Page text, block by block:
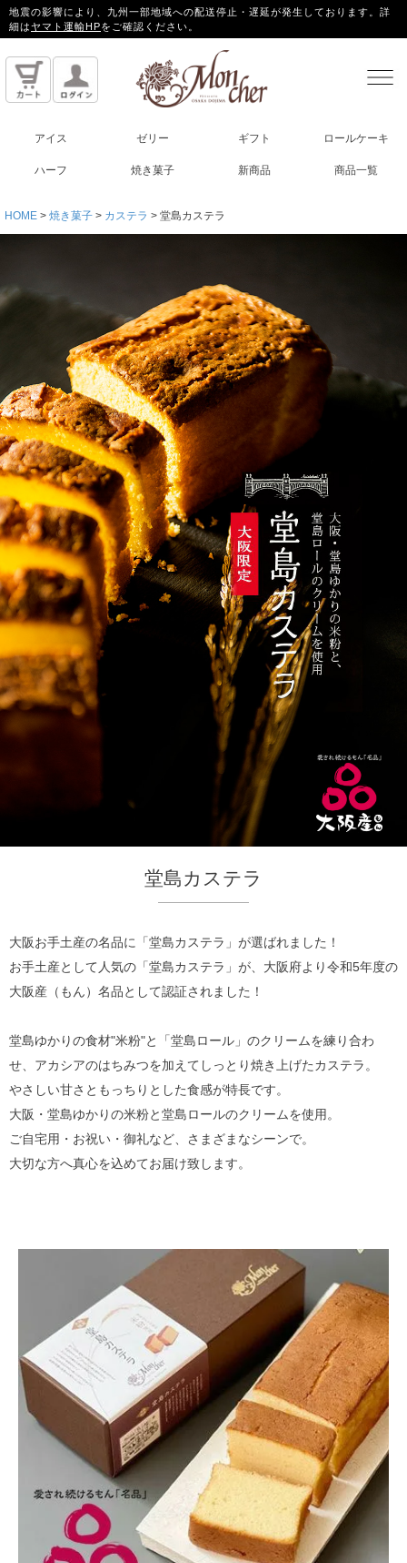
地震の影響により、九州一部地域への配送停止・遅延が発生しております。詳
細はヤマト運輸HPをご確認ください。
アイス ゼリー ギフト ロールケーキ
ハーフ 焼き菓子 新商品 商品一覧
HOME 焼き菓子 カステラ 堂島カステラ
堂島カステラ
大阪お手土産の名品に「堂島カステラ」が選ばれました！
お手土産として人気の「堂島カステラ」が、大阪府より令和5年度の
大阪産（もん）名品として認証されました！
堂島ゆかりの食材"米粉"と「堂島ロール」のクリームを練り合わ
せ、アカシアのはちみつを加えてしっとり焼き上げたカステラ。
やさしい甘さともっちりとした食感が特長です。
大阪・堂島ゆかりの米粉と堂島ロールのクリームを使用。
ご自宅用・お祝い・御礼など、さまざまなシーンで。
大切な方へ真心を込めてお届け致します。